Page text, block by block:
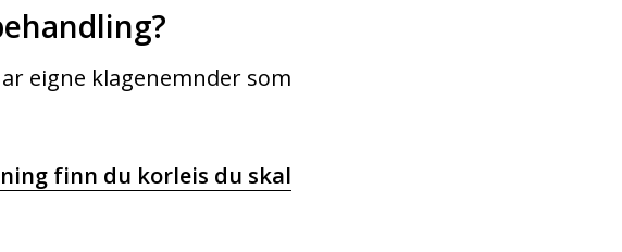
eigne klagenemnder som
finn du korleis du skal